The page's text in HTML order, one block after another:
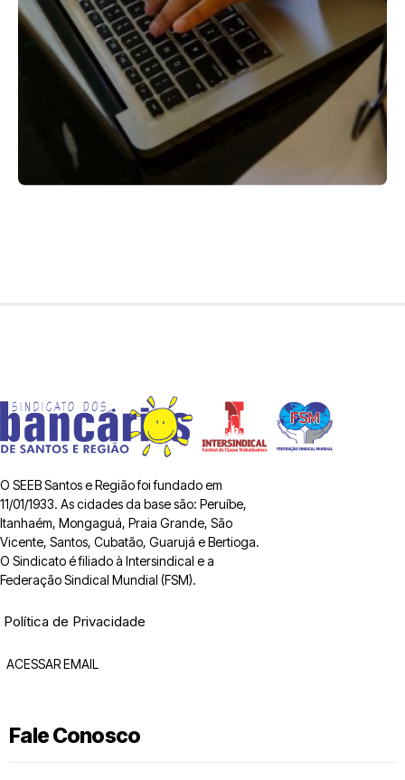
O SEEB Santos e Região foi fundado em
11/01/1933. As cidades da base são: Peruíbe,
Itanhaém, Mongaguá, Praia Grande, São
Vicente, Santos, Cubatão, Guarujá e Bertioga.
O Sindicato é filiado à Intersindical e a
Federação Sindical Mundial (FSM).
Política de Privacidade
ACESSAR EMAIL
Fale Conosco